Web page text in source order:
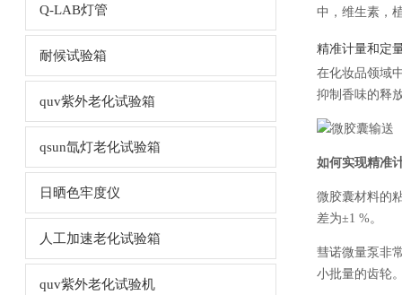
Q-LAB灯管
耐候试验箱
quv紫外老化试验箱
qsun氙灯老化试验箱
日晒色牢度仪
人工加速老化试验箱
quv紫外老化试验机
中，维生素，
精准计量和定
在化妆品领域
抑制香味的释
如何实现精准
微胶囊材料的
差为±1 %。
彗诺微量泵非
小批量的齿轮